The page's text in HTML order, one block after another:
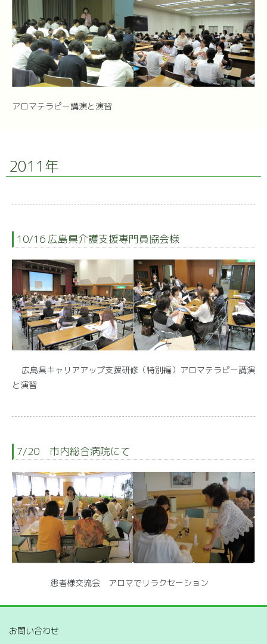
アロマテラピー講演と演習
2011年
10/16 広島県介護支援専門員協会様
広島県キャリアアップ支援研修（特別編）アロマテラピー講演
と演習
7/20 市内総合病院にて
患者様交流会 アロマでリラクセーション
お問い合わせ